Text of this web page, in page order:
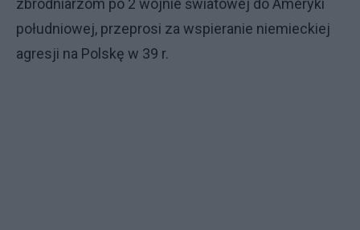
zbrodniarzom po 2 wojnie światowej do Ameryki
południowej, przeprosi za wspieranie niemieckiej
agresji na Polskę w 39 r.